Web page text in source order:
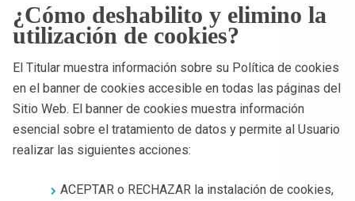
¿Cómo deshabilito y elimino la
utilización de cookies?
El Titular muestra información sobre su Política de cookies
en el banner de cookies accesible en todas las páginas del
Sitio Web. El banner de cookies muestra información
esencial sobre el tratamiento de datos y permite al Usuario
realizar las siguientes acciones:
ACEPTAR o RECHAZAR la instalación de cookies,